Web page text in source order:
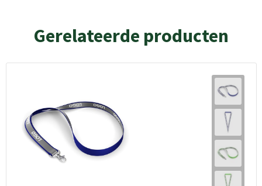
Gerelateerde producten